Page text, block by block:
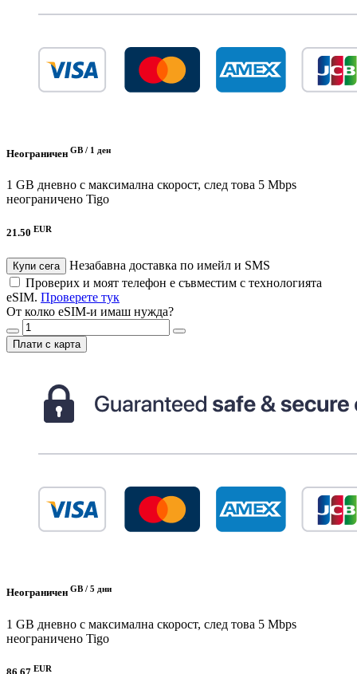
Неограничен GB / 1 ден
1 GB дневно с максимална скорост, след това 5 Mbps
неограничено Tigo
21.50 EUR
Купи сега
Незабавна доставка по имейл и SMS
Проверих и моят телефон е съвместим с технологията
eSIM. Проверете тук
От колко eSIM-и имаш нужда?
Плати с карта
Неограничен GB / 5 дни
1 GB дневно с максимална скорост, след това 5 Mbps
неограничено Tigo
EUR